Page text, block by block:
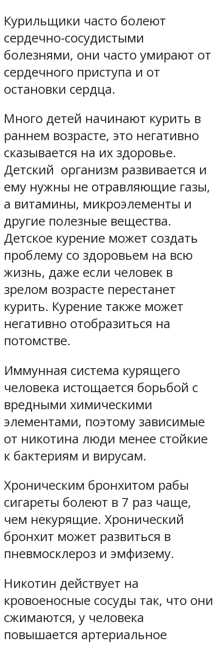
Курильщики часто болеют
сердечно-сосудистыми
болезнями, они часто умирают от
сердечного приступа и от
остановки сердца.
Много детей начинают курить в
раннем возрасте, это негативно
сказывается на их здоровье.
Детский организм развивается и
ему нужны не отравляющие газы,
а витамины, микроэлементы и
другие полезные вещества.
Детское курение может создать
проблему со здоровьем на всю
жизнь, даже если человек в
зрелом возрасте перестанет
курить. Курение также может
негативно отобразиться на
потомстве.
Иммунная система курящего
человека истощается борьбой с
вредными химическими
элементами, поэтому зависимые
от никотина люди менее стойкие
к бактериям и вирусам.
Хроническим бронхитом рабы
сигареты болеют в 7 раз чаще,
чем некурящие. Хронический
бронхит может развиться в
пневмосклероз и эмфизему.
Никотин действует на
кровоеносные сосуды так, что они
сжимаются, у человека
повышается артериальное